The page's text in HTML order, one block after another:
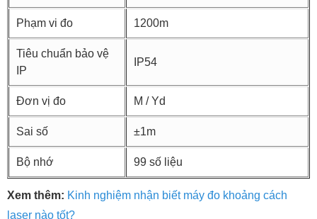
Phạm vi đo 1200m
Tiêu chuẩn bảo vệ
IP
IP54
Đơn vị đo M / Yd
Sai số ±1m
Bộ nhớ 99 số liệu
Xem thêm: Kinh nghiệm nhận biết máy đo khoảng cách
laser nào tốt?